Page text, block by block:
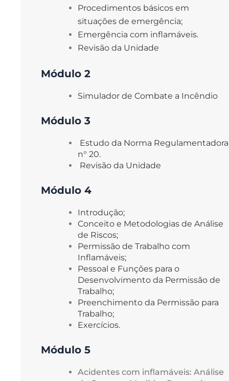
Procedimentos básicos em
situações de emergência;
Emergência com inflamáveis.
Revisão da Unidade
Módulo 2
Simulador de Combate a Incêndio
Módulo 3
Estudo da Norma Regulamentadora
n° 20.
Revisão da Unidade
Módulo 4
Introdução;
Conceito e Metodologias de Análise
de Riscos;
Permissão de Trabalho com
Inflamáveis;
Pessoal e Funções para o
Desenvolvimento da Permissão de
Trabalho;
Preenchimento da Permissão para
Trabalho;
Exercícios.
Módulo 5
Acidentes com inflamáveis: Análise